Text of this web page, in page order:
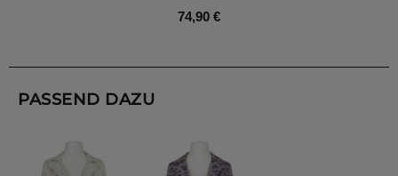
74,90 €
PASSEND DAZU